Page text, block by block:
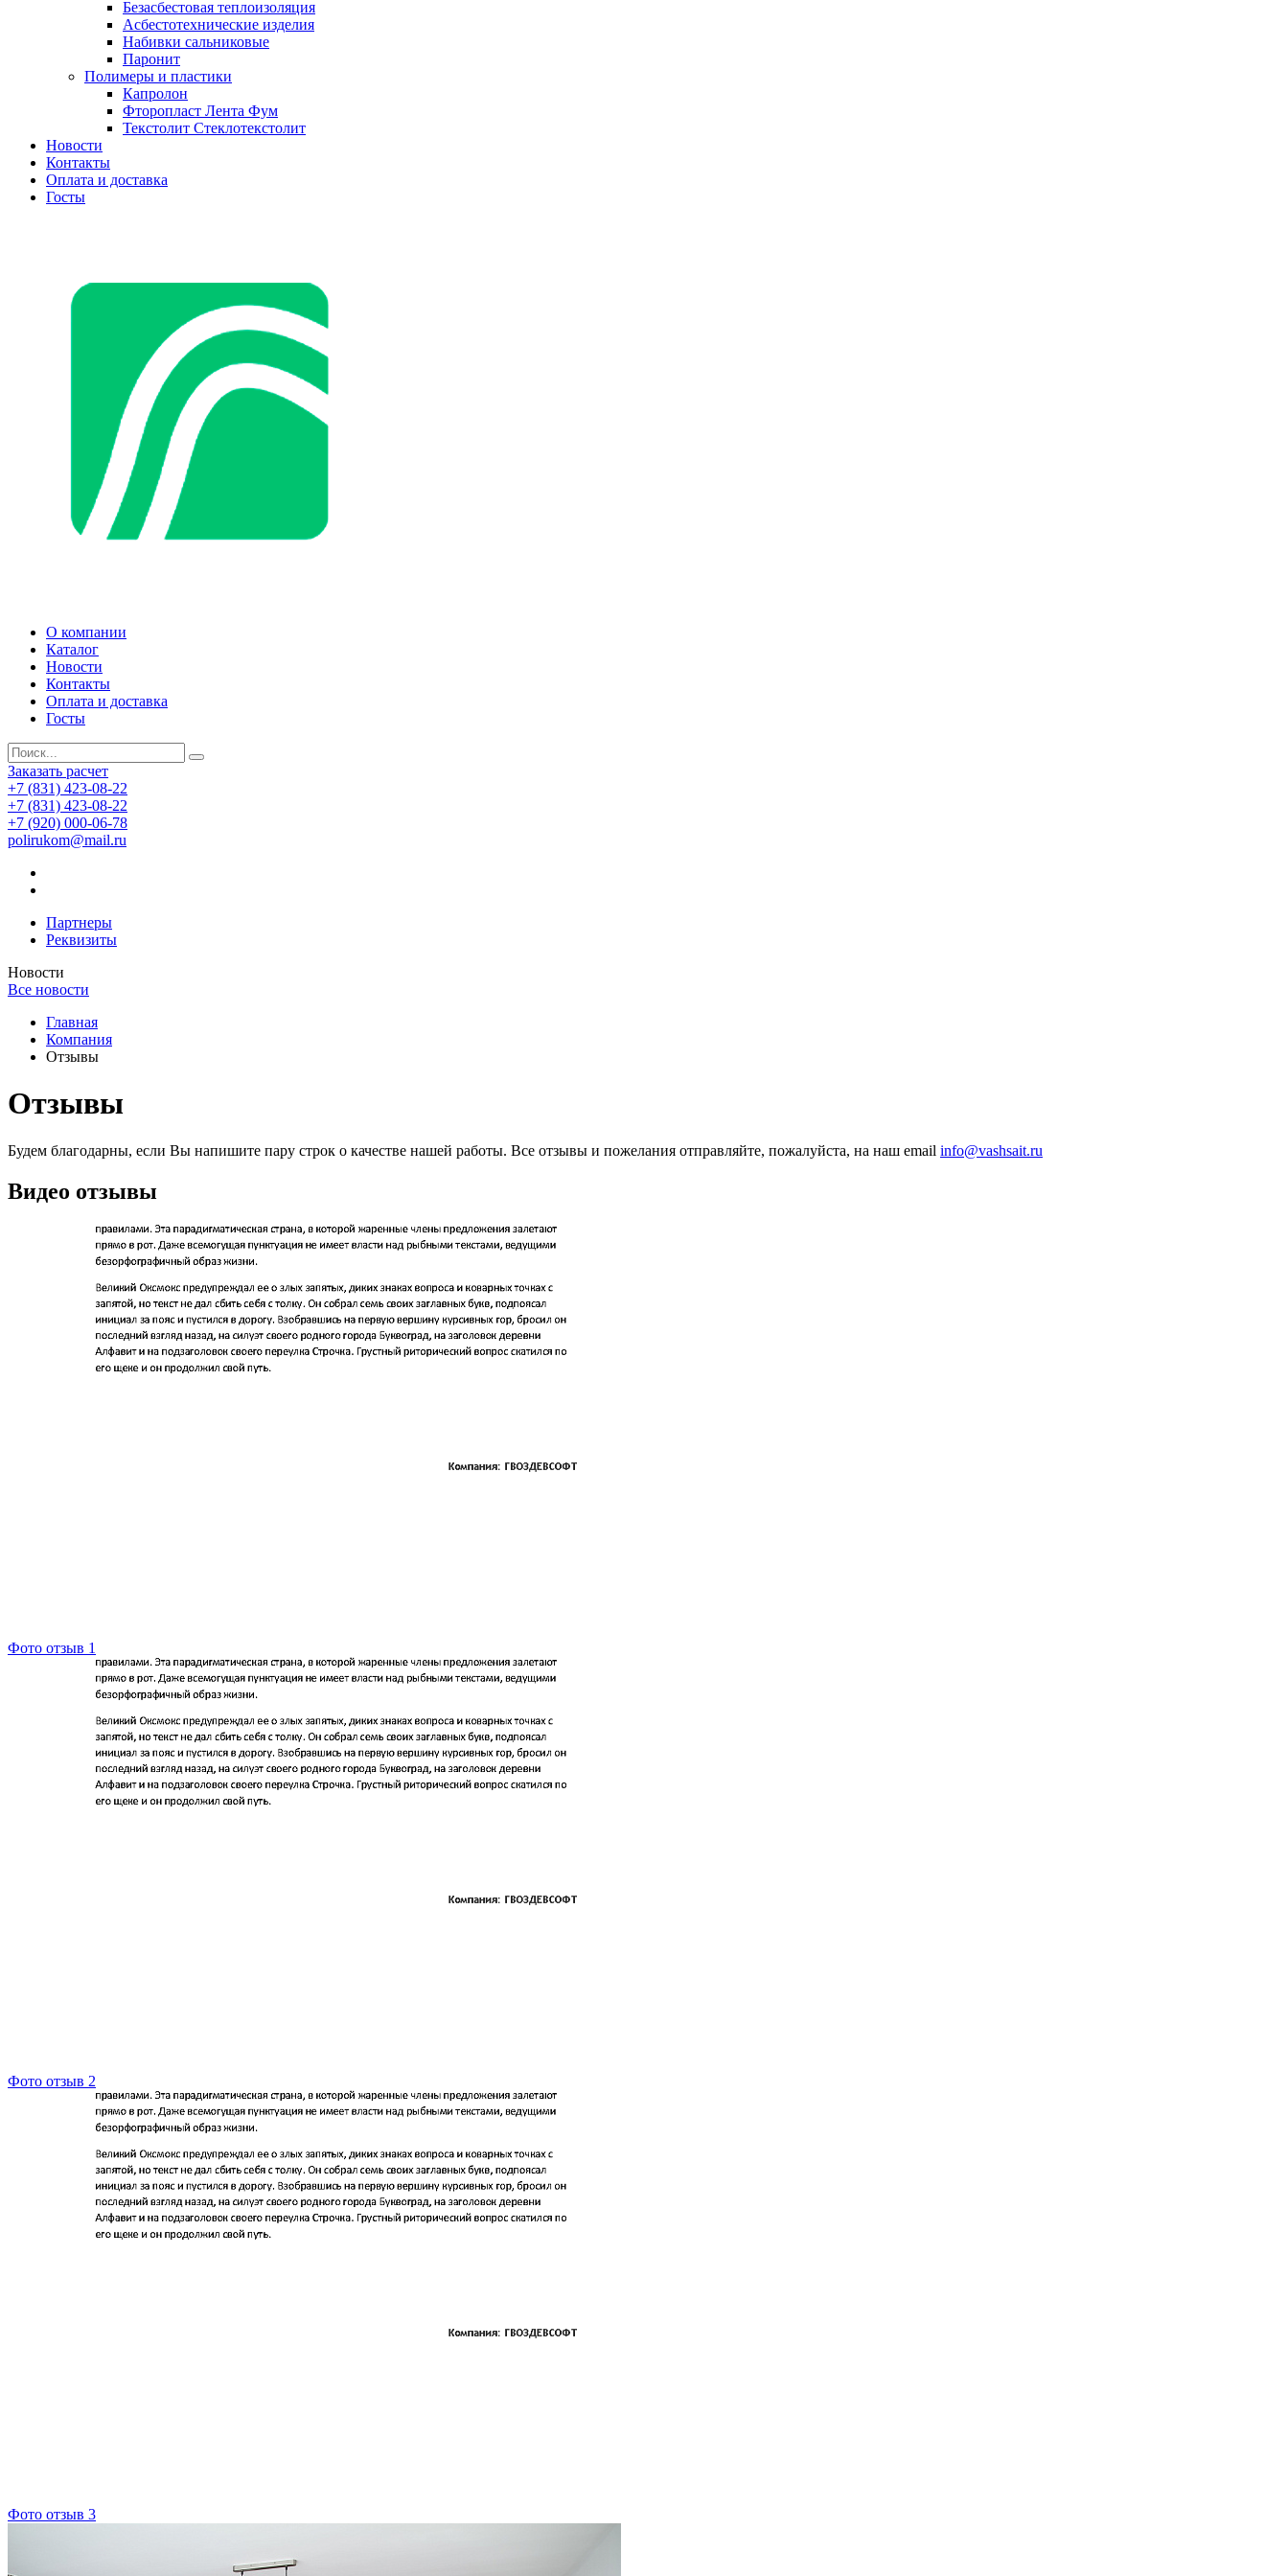
Безасбестовая теплоизоляция
Асбестотехнические изделия
Набивки сальниковые
Паронит
Полимеры и пластики
Капролон
Фторопласт Лента Фум
Текстолит Стеклотекстолит
Новости
Контакты
Оплата и доставка
Госты
О компании
Каталог
Новости
Контакты
Оплата и доставка
Госты
Заказать расчет
+7 (831) 423-08-22
+7 (831) 423-08-22
+7 (920) 000-06-78
polirukom@mail.ru
Партнеры
Реквизиты
Новости
Все новости
Главная
Компания
Отзывы
Отзывы
Будем благодарны, если Вы напишите пару строк о качестве нашей работы. Все отзывы и пожелания отправляйте, пожалуйста, на наш email info@vashsait.ru
Видео отзывы
Фото отзыв 1
Фото отзыв 2
Фото отзыв 3